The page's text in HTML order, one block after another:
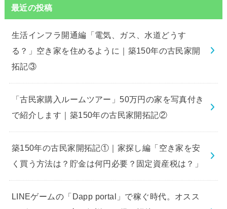
最近の投稿
生活インフラ開通編「電気、ガス、水道どうす
る？」空き家を住めるように｜築150年の古民家開
拓記③
「古民家購入ルームツアー」50万円の家を写真付き
で紹介します｜築150年の古民家開拓記②
築150年の古民家開拓記①｜家探し編「空き家を安
く買う方法は？貯金は何円必要？固定資産税は？」
LINEゲームの「Dapp portal」で稼ぐ時代。オスス